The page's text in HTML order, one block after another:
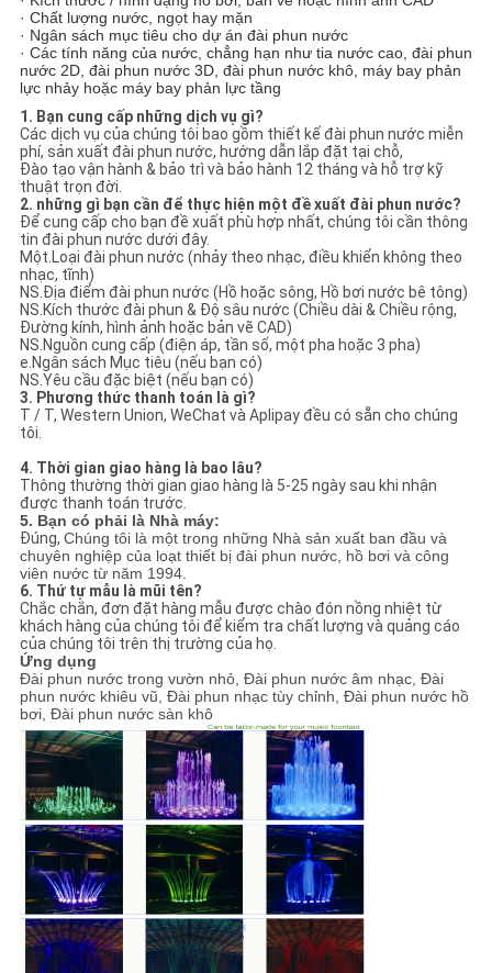
· Chất lượng nước, ngọt hay mặn
· Ngân sách mục tiêu cho dự án đài phun nước
· Các tính năng của nước, chẳng hạn như tia nước cao, đài phun
nước 2D, đài phun nước 3D, đài phun nước khô, máy bay phản
lực nhảy hoặc máy bay phản lực tầng
1. Bạn cung cấp những dịch vụ gì?
Các dịch vụ của chúng tôi bao gồm thiết kế đài phun nước miễn
phí, sản xuất đài phun nước, hướng dẫn lắp đặt tại chỗ,
Đào tạo vận hành & bảo trì và bảo hành 12 tháng và hỗ trợ kỹ
thuật trọn đời.
2. những gì bạn cần để thực hiện một đề xuất đài phun nước?
Để cung cấp cho bạn đề xuất phù hợp nhất, chúng tôi cần thông
tin đài phun nước dưới đây.
Một.Loại đài phun nước (nhảy theo nhạc, điều khiển không theo
nhạc, tĩnh)
NS.Địa điểm đài phun nước (Hồ hoặc sông, Hồ bơi nước bê tông)
NS.Kích thước đài phun & Độ sâu nước (Chiều dài & Chiều rộng,
Đường kính, hình ảnh hoặc bản vẽ CAD)
NS.Nguồn cung cấp (điện áp, tần số, một pha hoặc 3 pha)
e.Ngân sách Mục tiêu (nếu bạn có)
NS.Yêu cầu đặc biệt (nếu bạn có)
3. Phương thức thanh toán là gì?
T / T, Western Union, WeChat và Aplipay đều có sẵn cho chúng
tôi.
4. Thời gian giao hàng là bao lâu?
Thông thường thời gian giao hàng là 5-25 ngày sau khi nhận
được thanh toán trước.
5. Bạn có phải là Nhà máy:
Đúng, Chúng tôi là một trong những Nhà sản xuất ban đầu và
chuyên nghiệp của loạt thiết bị đài phun nước, hồ bơi và công
viên nước từ năm 1994.
6. Thứ tự mẫu là mũi tên?
Chắc chắn, đơn đặt hàng mẫu được chào đón nồng nhiệt từ
khách hàng của chúng tôi để kiểm tra chất lượng và quảng cáo
của chúng tôi trên thị trường của họ.
Ứng dụng
Đài phun nước trong vườn nhỏ, Đài phun nước âm nhạc, Đài
phun nước khiêu vũ, Đài phun nhạc tùy chỉnh, Đài phun nước hồ
bơi, Đài phun nước sàn khô